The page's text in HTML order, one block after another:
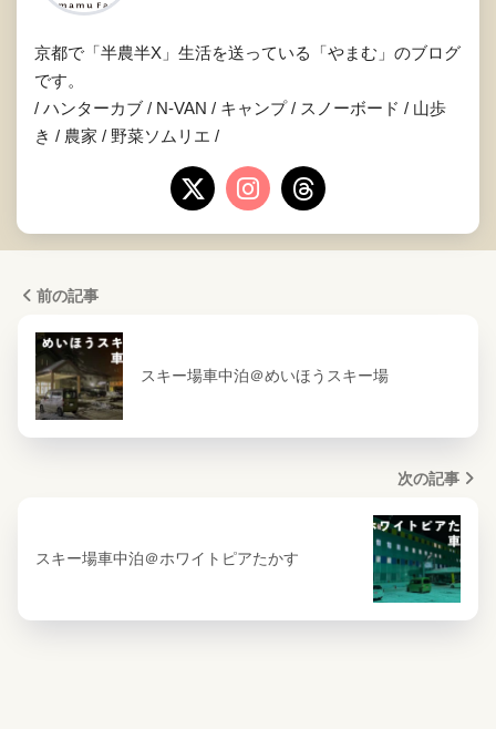
京都で「半農半X」生活を送っている「やまむ」のブログ
です。
/ ハンターカブ / N-VAN / キャンプ / スノーボード / 山歩
き / 農家 / 野菜ソムリエ /
前の記事
スキー場車中泊＠めいほうスキー場
次の記事
スキー場車中泊＠ホワイトピアたかす